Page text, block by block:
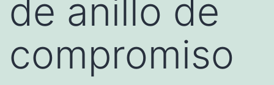
de anillo de
compromiso